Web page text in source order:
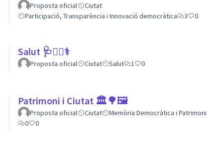
Proposta oficial
Ciutat
Participació, Transparència i Innovació democràtica
3 0
Salut 🩺👩‍⚕️⚕
Proposta oficial Ciutat Salut 1 0
Patrimoni i Ciutat 🏛🌳🖼
Proposta oficial Ciutat
Memòria Democràtica i Patrimoni
0
0